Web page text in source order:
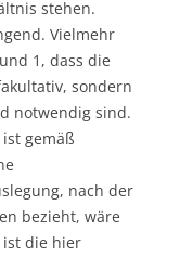
stehen.
Vielmehr
1, dass die
sondern
notwendig sind.
gemäß
nach der
bezieht, wäre
die hier